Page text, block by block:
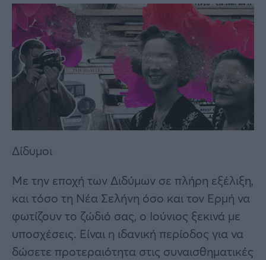
Δίδυμοι
Με την εποχή των Διδύμων σε πλήρη εξέλιξη,
και τόσο τη Νέα Σελήνη όσο και τον Ερμή να
φωτίζουν το ζώδιό σας, ο Ιούνιος ξεκινά με
υποσχέσεις. Είναι η ιδανική περίοδος για να
δώσετε προτεραιότητα στις συναισθηματικές